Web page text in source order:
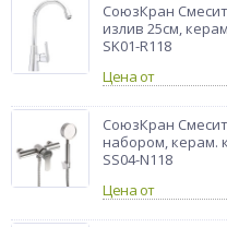
СоюзКран
излив 25см,
SK01-R118
Цена от
СоюзКран
набором, керам.
SS04-N118
Цена от